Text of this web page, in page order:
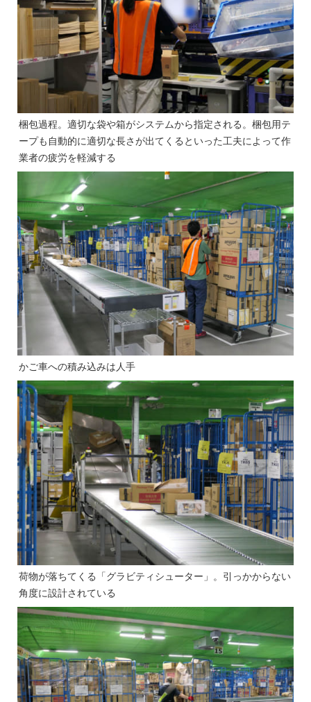
梱包過程。適切な袋や箱がシステムから指定される。梱包用テ
ープも自動的に適切な長さが出てくるといった工夫によって作
業者の疲労を軽減する
かご車への積み込みは人手
荷物が落ちてくる「グラビティシューター」。引っかからない
角度に設計されている